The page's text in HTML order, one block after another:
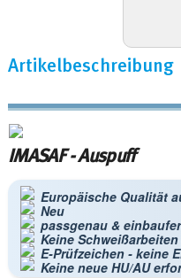
Artikelbeschreibung
IMASAF - Auspuff
Europäische Qualität
Neu
passgenau &
Keine
E-Prüfzeichen - keine
Keine neue HU/AU